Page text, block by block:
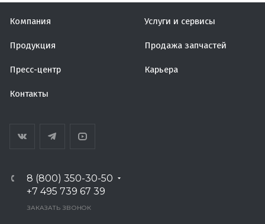
Компания Услуги и сервисы
Продукция Продажа запчастей
Пресс-центр Карьера
Контакты
8 (800) 350-30-50
+7 495 739 67 39
ЗАКАЗАТЬ ЗВОНОК